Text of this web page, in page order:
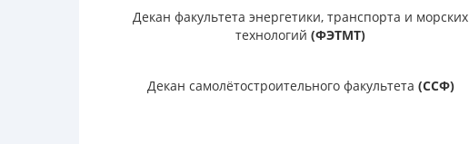
Декан факультета энергетики, транспорта и морских
технологий (ФЭТМТ)
Декан самолётостроительного факультета (ССФ)